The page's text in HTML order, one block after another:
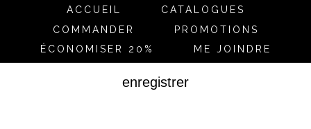
ACCUEIL
CATALOGUES
COMMANDER
PROMOTIONS
ÉCONOMISER 20%
ME JOINDRE
enregistrer